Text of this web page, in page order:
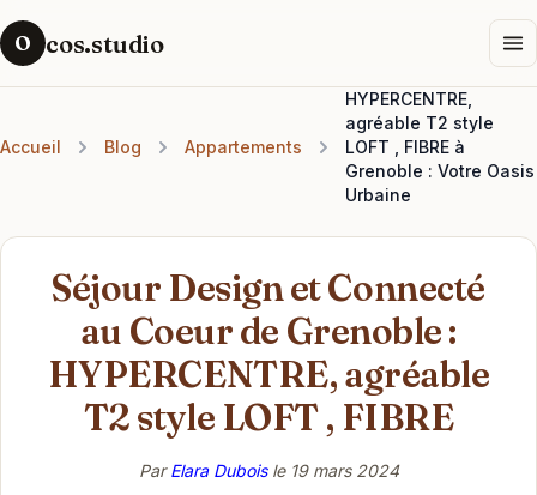
O cos.studio
Accueil Blog Appartements
HYPERCENTRE,
agréable T2 style
LOFT , FIBRE à
Grenoble : Votre Oasis
Urbaine
Séjour Design et Connecté
au Coeur de Grenoble :
HYPERCENTRE, agréable
T2 style LOFT , FIBRE
ParElara Duboisle 19 mars 2024